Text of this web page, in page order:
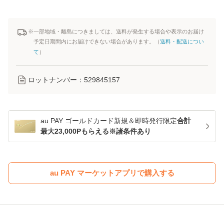
※一部地域・離島につきましては、送料が発生する場合や表示のお届け
予定日期間内にお届けできない場合があります。（送料・配送につい
て ）
ロットナンバー： 529845157
au PAY ゴールドカード新規＆即時発行限定合計
最大23,000Pもらえる※諸条件あり
au PAY マーケットアプリで購入する